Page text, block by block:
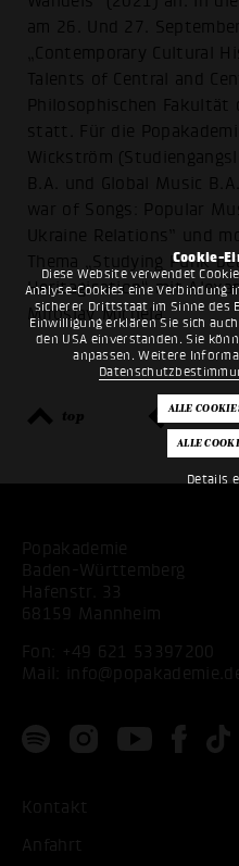
Cookie-
Diese Website verwendet
Analyse-Cookies eine Verbindung
sicherer Drittstaat im Sinne des
Einwilligung erklären Sie sich
den USA einverstanden. Sie
anpassen. Weitere
Details
am 26. Und 27.
„Contemporary Cultural
Talents of Central and
Philosophischen
statt. Für die
Wickström
B.A. und Global Music
war of Songs: Popular
Ukraine Relations” und
Thema „Studying Punk
Heritagisation“ mit
Miroslav Michela.
top zurück
Popakademie
Baden-Württemberg
Hafenstr. 33
68159 Mannheim
Fon:
+49 621 53397200
Mail:
Kontakt
Anfahrt